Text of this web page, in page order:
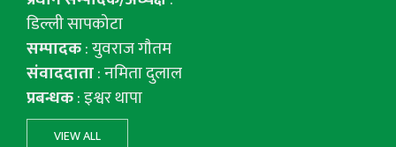
डिल्ली सापकोटा
सम्पादक: युवराज गाैतम
संवाददाता: नमिता दुलाल
प्रबन्धक: इश्वर थापा
VIEW ALL